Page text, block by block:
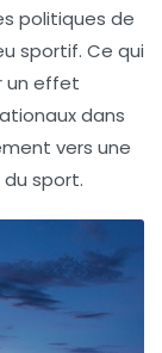
politiques de
sportif. Ce qui
un effet
dans
vers une
sport.